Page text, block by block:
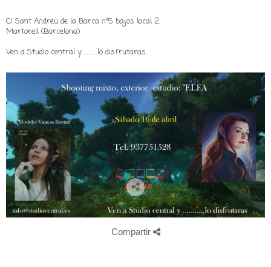
C/ Sant Andreu de la Barca nº5 bajos local 2.
Martorell (Barcelona)
Ven a Studio central y ...........lo disfrutaras.
Compartir